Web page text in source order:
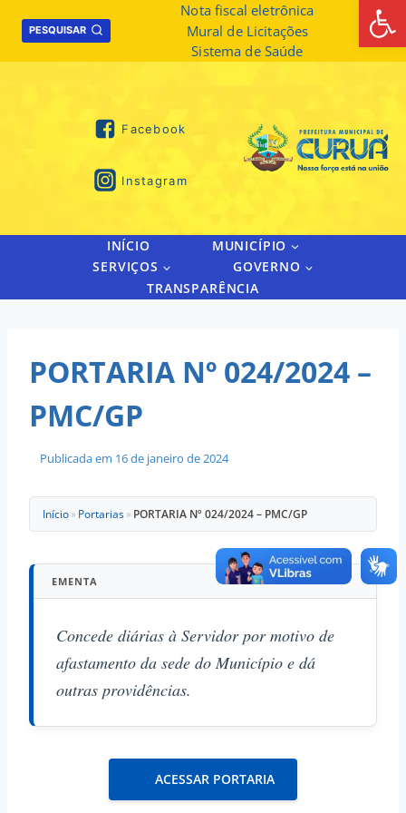
PESQUISAR
Nota fiscal eletrônica
Mural de Licitações
Sistema de Saúde
Facebook
Instagram
INÍCIO
MUNICÍPIO
SERVIÇOS
GOVERNO
TRANSPARÊNCIA
PORTARIA Nº 024/2024 –
PMC/GP
Publicada em 16 de janeiro de 2024
Início» Portarias» PORTARIA Nº 024/2024 – PMC/GP
EMENTA
Concede diárias à Servidor por motivo de
afastamento da sede do Município e dá
outras providências.
ACESSAR PORTARIA